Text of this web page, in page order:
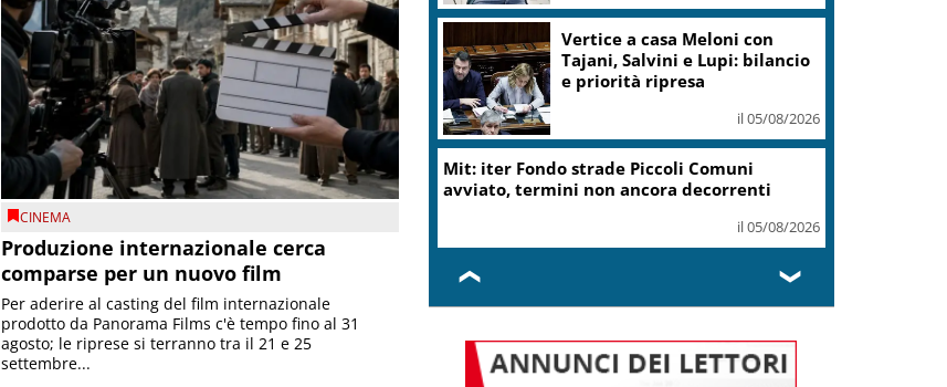
CINEMA
Produzione internazionale cerca
comparse per un nuovo film
Per aderire al casting del film internazionale
prodotto da Panorama Films c'è tempo fino al 31
agosto; le riprese si terranno tra il 21 e 25
settembre...
Vertice a casa Meloni con
Tajani, Salvini e Lupi: bilancio
e priorità ripresa
il 05/08/2026
Mit: iter Fondo strade Piccoli Comuni
avviato, termini non ancora decorrenti
il 05/08/2026
❮ ❯